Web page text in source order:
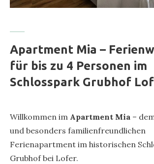
Apartment Mia –
für bis zu 4 Personen im
Schlosspark Grubhof
Willkommen im Apartment Mia –
und besonders familienfreundlichen
Ferienapartment im historischen
Grubhof bei Lofer.